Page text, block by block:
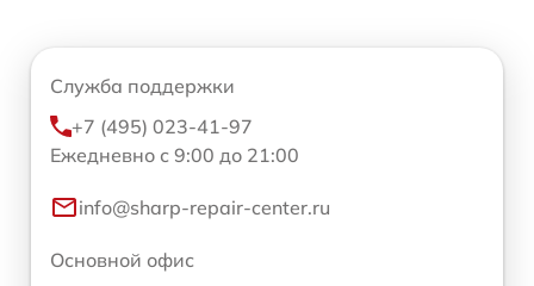
Служба поддержки
+7 (495) 023-41-97
Ежедневно с 9:00 до 21:00
info@sharp-repair-center.ru
Основной офис